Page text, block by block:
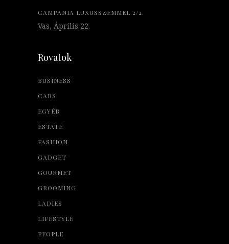
CAMPANIA LUXUSSZEMMEL 2/2.
Vas, Április 22.
Rovatok
BUSINESS
CARS
EGYÉB
ESTATE
FASHION
GADGET
GOURMET
GROOMING
LADIES
LIFESTYLE
PEOPLE